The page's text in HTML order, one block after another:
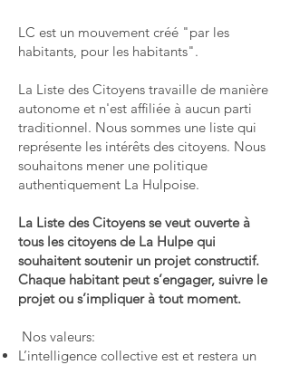
LC est un mouvement créé "par les
habitants, pour les habitants".
La Liste des Citoyens travaille de manière
autonome et n'est affiliée à aucun parti
traditionnel. Nous sommes une liste qui
représente les intérêts des citoyens. Nous
souhaitons mener une politique
authentiquement La Hulpoise.
La Liste des Citoyens se veut ouverte à
tous les citoyens de La Hulpe qui
souhaitent soutenir un projet constructif.
Chaque habitant peut s’engager, suivre le
projet ou s’impliquer à tout moment.
Nos valeurs:
L’intelligence collective est et restera un